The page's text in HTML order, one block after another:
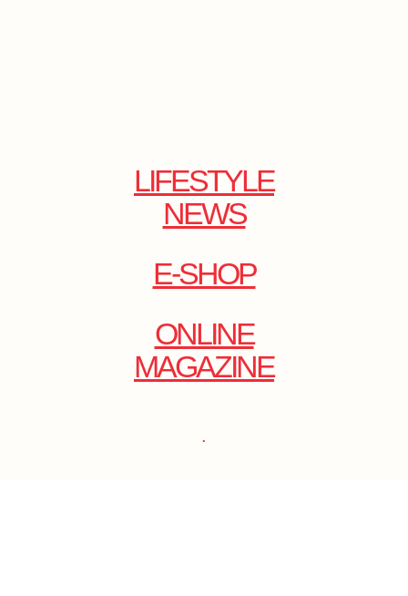
LIFESTYLE
NEWS
E-SHOP
ONLINE
MAGAZINE
.